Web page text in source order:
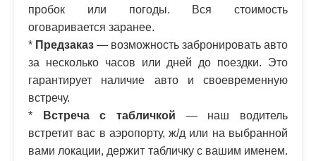
пробок или погоды. Вся стоимость
оговаривается заранее.
* Предзаказ — возможность забронировать авто
за несколько часов или дней до поездки. Это
гарантирует наличие авто и своевременную
встречу.
*
Встреча с табличкой — наш водитель
встретит вас в аэропорту, ж/д или на выбранной
вами локации, держит табличку с вашим именем.